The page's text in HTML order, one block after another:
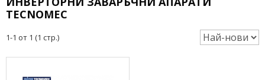
TECNOMEC
1-1 от 1 (1 стр.)